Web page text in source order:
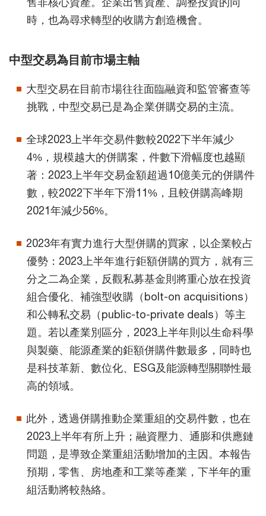
時，也為尋求轉型的收購方創造機會。
中型交易為目前市場主軸
大型交易在目前市場往往面臨融資和監管審查等
挑戰，中型交易已是為企業併購交易的主流。
全球2023上半年交易件數較2022下半年減少
4%，規模越大的併購案，件數下滑幅度也越顯
著：2023上半年交易金額超過10億美元的併購件
數，較2022下半年下滑11%，且較併購高峰期
2021年減少56%。
2023年有實力進行大型併購的買家，以企業較占
優勢：2023上半年進行鉅額併購的買方，就有三
分之二為企業，反觀私募基金則將重心放在投資
組合優化、補強型收購（bolt-on acquisitions）
和公轉私交易（public-to-private deals）等主
題。若以產業別區分，2023上半年則以生命科學
與製藥、能源產業的鉅額併購件數最多，同時也
是科技革新、數位化、ESG及能源轉型關聯性最
高的領域。
此外，透過併購推動企業重組的交易件數，也在
2023上半年有所上升；融資壓力、通膨和供應鏈
問題，是導致企業重組活動增加的主因。本報告
預期，零售、房地產和工業等產業，下半年的重
組活動將較熱絡。